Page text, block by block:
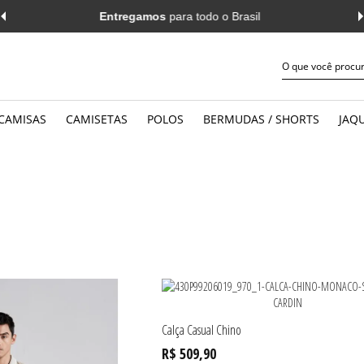
Primeira troca grátis* em até 30 dias
CAMISETAS POLOS BERMUDAS / SHORTS
Calça Casual Chino
R$ 509,90